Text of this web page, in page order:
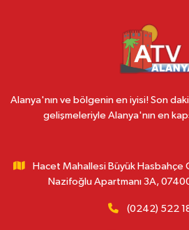
Alanya'nın ve bölgenin en iyisi! Son
gelişmeleriyle Alanya'nın en
Hacet Mahallesi Büyük Hasbahçe
Nazifoğlu Apartmanı 3A,
(0242) 522